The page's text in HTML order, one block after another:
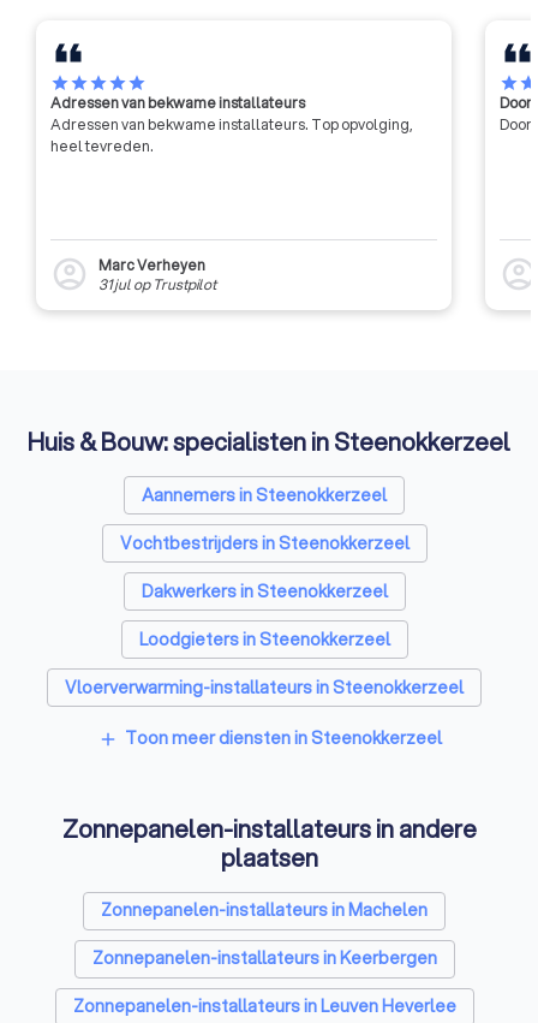
starstarstarstarstar
Adressen van bekwame installateurs
Adressen van bekwame installateurs. Top opvolging,
heel tevreden.
account_circle
Marc Verheyen
31 julop Trustpilot
starstar
Door
Door
account_circle
Huis & Bouw: specialisten in Steenokkerzeel
Aannemers in Steenokkerzeel
Vochtbestrijders in Steenokkerzeel
Dakwerkers in Steenokkerzeel
Loodgieters in Steenokkerzeel
Vloerverwarming-installateurs in Steenokkerzeel
Airco installateurs in Steenokkerzeel
Laadpaal installateurs in Steenokkerzeel
Zonwering specialisten in Steenokkerzeel
Schrijnwerkers in Steenokkerzeel
Warmtepomp installateurs in Steenokkerzeel
add Toon meer diensten in Steenokkerzeel
Zonnepanelen-installateurs in andere
plaatsen
Zonnepanelen-installateurs in Machelen
Zonnepanelen-installateurs in Keerbergen
Zonnepanelen-installateurs in Leuven Heverlee